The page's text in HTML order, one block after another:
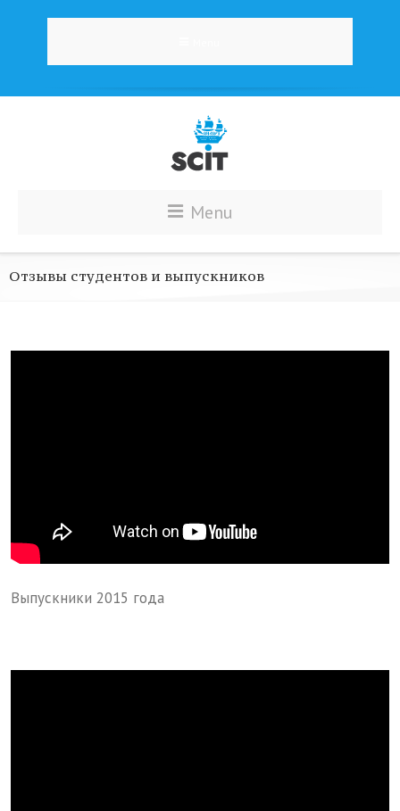
Menu
Отзывы студентов и выпускников
Выпускники 2015 года